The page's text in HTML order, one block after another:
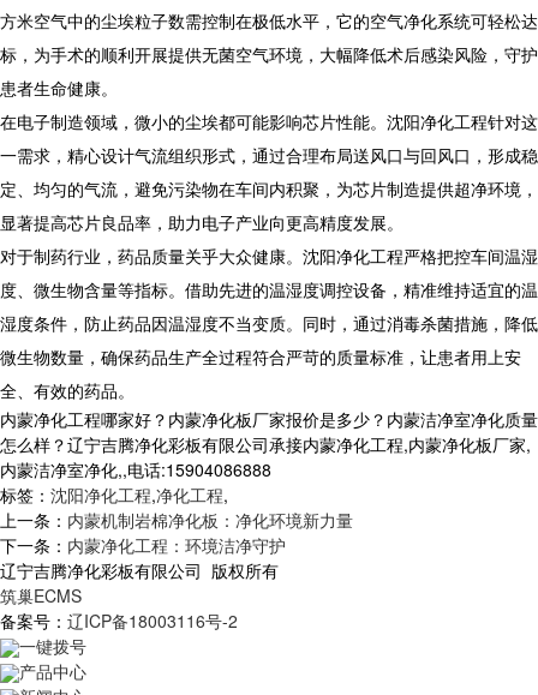
方米空气中的尘埃粒子数需控制在极低水平，它的空气净化系统可轻松达
标，为手术的顺利开展提供无菌空气环境，大幅降低术后感染风险，守护
患者生命健康。​
在电子制造领域，微小的尘埃都可能影响芯片性能。沈阳净化工程针对这
一需求，精心设计气流组织形式，通过合理布局送风口与回风口，形成稳
定、均匀的气流，避免污染物在车间内积聚，为芯片制造提供超净环境，
显著提高芯片良品率，助力电子产业向更高精度发展。​
对于制药行业，药品质量关乎大众健康。沈阳净化工程严格把控车间温湿
度、微生物含量等指标。借助先进的温湿度调控设备，精准维持适宜的温
湿度条件，防止药品因温湿度不当变质。同时，通过消毒杀菌措施，降低
微生物数量，确保药品生产全过程符合严苛的质量标准，让患者用上安
全、有效的药品。​
内蒙净化工程哪家好？内蒙净化板厂家报价是多少？内蒙洁净室净化质量
怎么样？辽宁吉腾净化彩板有限公司承接内蒙净化工程,内蒙净化板厂家,
内蒙洁净室净化,,电话:15904086888
标签： 沈阳净化工程,净化工程,
上一条： 内蒙机制岩棉净化板：净化环境新力量
下一条： 内蒙净化工程：环境洁净守护
辽宁吉腾净化彩板有限公司 版权所有
筑巢ECMS
备案号： 辽ICP备18003116号-2
一键拨号
产品中心